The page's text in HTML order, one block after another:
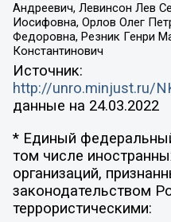
Андреевич, Левинсон Лев
Иосифовна, Орлов Олег
Федоровна, Резник Генри
Константинович
Источник:
http://unro.minjust.ru/
данные на 24.03.2022
* Единый
том числе
организаций,
законодательством
террористическими: